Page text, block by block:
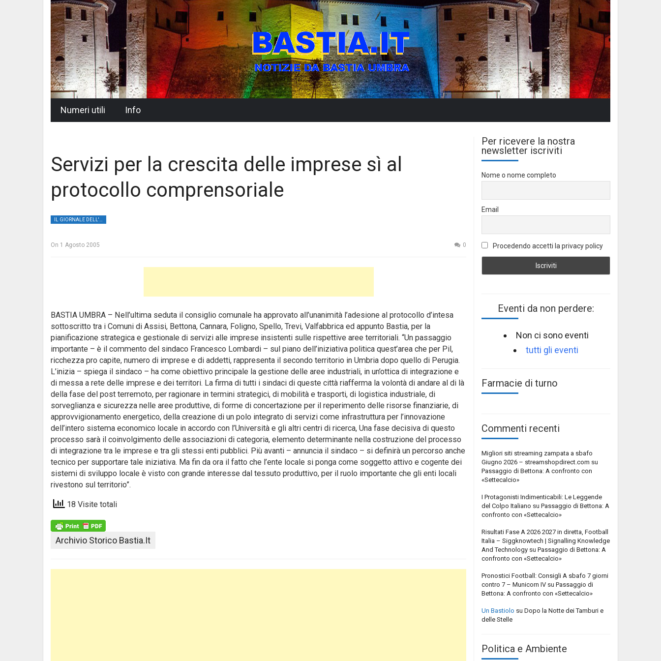
Numeri utili Info
Servizi per la crescita delle imprese sì al
protocollo comprensoriale
On 1 Agosto 2005 0
BASTIA UMBRA – Nell’ultima seduta il consiglio comunale ha approvato all’unanimità l’adesione al protocollo d’intesa
sottoscritto tra i Comuni di Assisi, Bettona, Cannara, Foligno, Spello, Trevi, Valfabbrica ed appunto Bastia, per la
pianificazione strategica e gestionale di servizi alle imprese insistenti sulle rispettive aree territoriali. “Un passaggio
importante – è il commento del sindaco Francesco Lombardi – sul piano dell’iniziativa politica quest’area che per Pil,
ricchezza pro capite, numero di imprese e di addetti, rappresenta il secondo territorio in Umbria dopo quello di Perugia.
L’inizia – spiega il sindaco – ha come obiettivo principale la gestione delle aree industriali, in un’ottica di integrazione e
di messa a rete delle imprese e dei territori. La firma di tutti i sindaci di queste città riafferma la volontà di andare al di là
della fase del post terremoto, per ragionare in termini strategici, di mobilità e trasporti, di logistica industriale, di
sorveglianza e sicurezza nelle aree produttive, di forme di concertazione per il reperimento delle risorse finanziarie, di
approvvigionamento energetico, della creazione di un polo integrato di servizi come infrastruttura per l’innovazione
dell’intero sistema economico locale in accordo con l’Università e gli altri centri di ricerca, Una fase decisiva di questo
processo sarà il coinvolgimento delle associazioni di categoria, elemento determinante nella costruzione del processo
di integrazione tra le imprese e tra gli stessi enti pubblici. Più avanti – annuncia il sindaco – si definirà un percorso anche
tecnico per supportare tale iniziativa. Ma fin da ora il fatto che l’ente locale si ponga come soggetto attivo e cogente dei
sistemi di sviluppo locale è visto con grande interesse dal tessuto produttivo, per il ruolo importante che gli enti locali
rivestono sul territorio”.
18 Visite totali
Archivio Storico Bastia.it
Per ricevere la nostra
newsletter iscriviti
Nome o nome completo
Email
Procedendo accetti la privacy policy
Eventi da non perdere:
Non ci sono eventi
tutti gli eventi
Farmacie di turno
Commenti recenti
Migliori siti streaming zampata a sbafo
Giugno 2026 – streamshopdirect.com su
Passaggio di Bettona: A confronto con
«Settecalcio»
I Protagonisti Indimenticabili: Le Leggende
del Colpo Italiano su Passaggio di Bettona: A
confronto con «Settecalcio»
Risultati Fase A 2026 2027 in diretta, Football
Italia – Siggknowtech | Signalling Knowledge
And Technology su Passaggio di Bettona: A
confronto con «Settecalcio»
Pronostici Football: Consigli A sbafo 7 giorni
contro 7 – Municorn IV su Passaggio di
Bettona: A confronto con «Settecalcio»
Un Bastiolo su Dopo la Notte dei Tamburi e
delle Stelle
Politica e Ambiente